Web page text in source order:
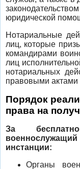
юридической
Нотариальные
лиц, которые
командирами
лиц
нотариальных
правовыми актами
Порядок
права на
За
инстанции:
Органы